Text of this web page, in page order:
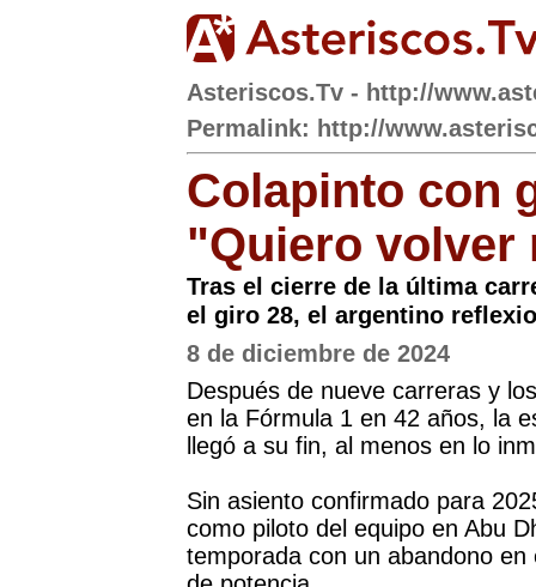
Asteriscos.Tv - http://
Permalink: http://
Colapinto con
"Quiero volver
Tras el cierre de la última
el giro 28, el argentino
8 de diciembre de 2024
Después de nueve carreras y
en la Fórmula 1 en 42 años, la
llegó a su fin, al menos en lo
Sin asiento confirmado para
como piloto del equipo en Abu
temporada con un abandono